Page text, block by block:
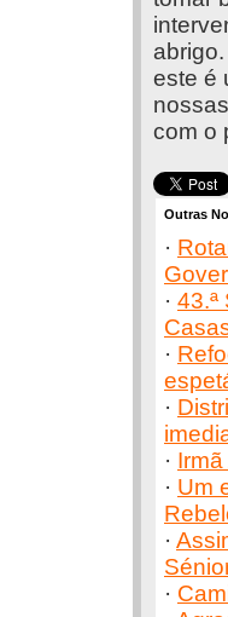
este é
com o
Outras
·
· 43.ª
·
·
·
· Um
·
·